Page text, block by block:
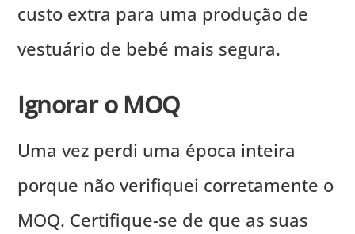
custo extra para uma produção de
vestuário de bebé mais segura.
Ignorar o MOQ
Uma vez perdi uma época inteira
porque não verifiquei corretamente o
MOQ. Certifique-se de que as suas